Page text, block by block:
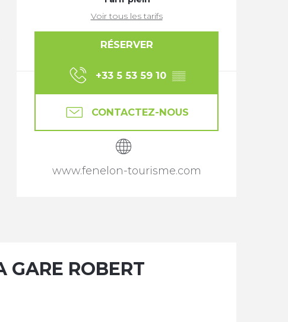
Voir tous les tarifs
RÉSERVER
+33 5 53 59 10 ▒▒
CONTACTEZ-NOUS
www.fenelon-tourisme.com
GARE ROBERT